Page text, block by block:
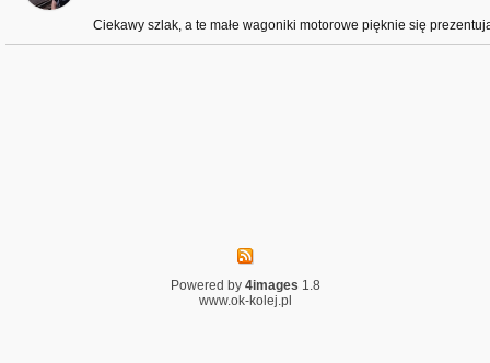
Ciekawy szlak, a te małe wagoniki motorowe pięknie się
Powered by 4images 1.8
www.ok-kolej.pl